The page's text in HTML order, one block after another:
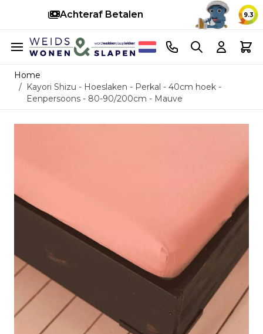
Achteraf Betalen 9.3
Ga naar de inhoud
Telefoonnummer
Search Cart
Home
/ Kayori Shizu - Hoeslaken - Perkal - 40cm hoek -
Eenpersoons - 80-90/200cm - Mauve